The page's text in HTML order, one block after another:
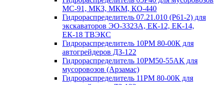
МС-91, МКЗ, МКМ, КО-440
Гидрораспределитель 07.21.010 (Р61-2) для
экскаваторов ЭО-3323А, ЕК-12, ЕК-14,
ЕК-18 ТВЭКС
Гидрораспределитель 10РМ 80-00К для
автогрейдеров ДЗ-122
Гидрораспределитель 10РМ50-55АК для
мусоровозов (Арзамас)
Гидрораспределитель 11РМ 80-00К для